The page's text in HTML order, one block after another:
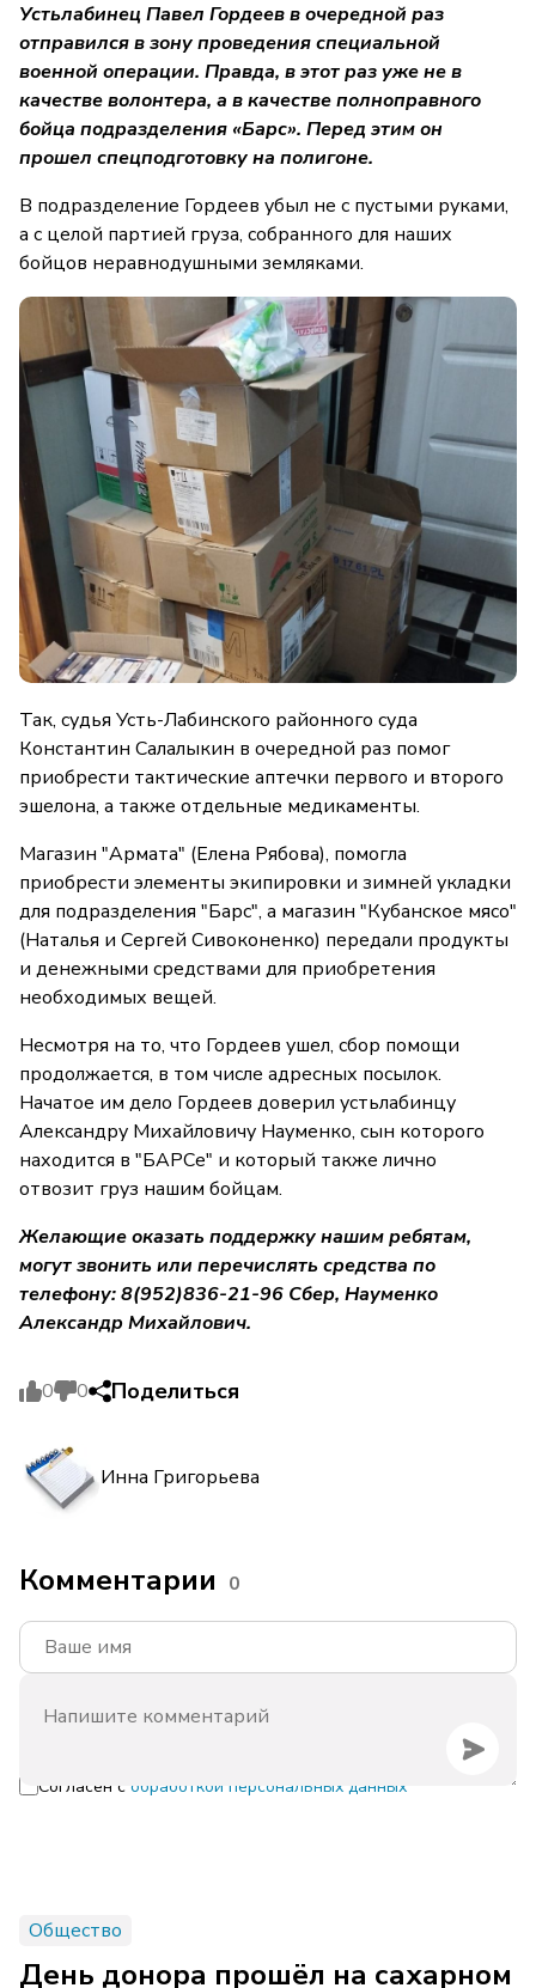
Устьлабинец Павел Гордеев в очередной раз
отправился в зону проведения специальной
военной операции. Правда, в этот раз уже не в
качестве волонтера, а в качестве полноправного
бойца подразделения «Барс». Перед этим он
прошел спецподготовку на полигоне.
В подразделение Гордеев убыл не с пустыми руками,
а с целой партией груза, собранного для наших
бойцов неравнодушными земляками.
Так, судья Усть-Лабинского районного суда
Константин Салалыкин в очередной раз помог
приобрести тактические аптечки первого и второго
эшелона, а также отдельные медикаменты.
Магазин "Армата" (Елена Рябова), помогла
приобрести элементы экипировки и зимней укладки
для подразделения "Барс", а магазин "Кубанское мясо"
(Наталья и Сергей Сивоконенко) передали продукты
и денежными средствами для приобретения
необходимых вещей.
Несмотря на то, что Гордеев ушел, сбор помощи
продолжается, в том числе адресных посылок.
Начатое им дело Гордеев доверил устьлабинцу
Александру Михайловичу Науменко, сын которого
находится в "БАРСе" и который также лично
отвозит груз нашим бойцам.
Желающие оказать поддержку нашим ребятам,
могутзвонить или перечислять средства по
телефону: 8(952)836-21-96 Сбер, Науменко
Александр Михайлович.
0 0 Поделиться
Инна Григорьева
Комментарии 0
Согласен с обработкой персональных данных
Общество
День донора прошёл на сахарном